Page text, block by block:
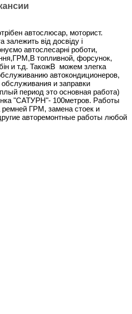
автослюсар, моторист.
від досвіду і
автослесарні роботи,
топливной, форсунок,
и т.д. ТакожВ можем злегка
автокондиционеров,
и заправки
период это основная работа)
"САТУРН"- 100метров. Работы
ГРМ, замена стоек и
авторемонтные работы любой